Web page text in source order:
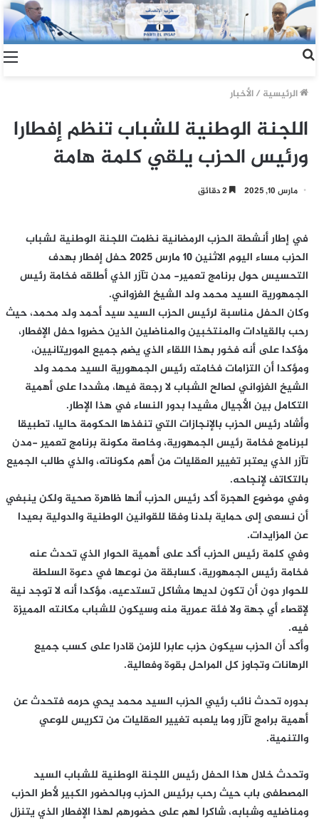
الرئيسية /الأخبار
اللجنة الوطنية للشباب تنظم إفطارا
ورئيس الحزب يلقي كلمة هامة
مارس 10, 2025
في إطار أنشطة الحزب الرمضانية نظمت اللجنة الوطنية لشباب
الحزب مساء اليوم الاثنين 10 مارس 2025 حفل إفطار بهدف
التحسيس حول برنامج تعمير- مدن تآزر الذي أطلقه فخامة رئيس
الجمهورية السيد محمد ولد الشيخ الغزواني.
وكان الحفل مناسبة لرئيس الحزب السيد سيد أحمد ولد محمد، حيث
رحب بالقيادات والمنتخبين والمناضلين الذين حضروا حفل الإفطار،
مؤكدا على أنه فخور بهذا اللقاء الذي يضم جميع الموريتانيين،
ومؤكدا أن التزامات فخامته رئيس الجمهورية السيد محمد ولد
الشيخ الغزواني لصالح الشباب لا رجعة فيها، مشددا على أهمية
التكامل بين الأجيال مشيدا بدور النساء في هذا الإطار.
وأشاد رئيس الحزب بالإنجازات التي تنفذها الحكومة حاليا، تطبيقا
لبرنامج فخامة رئيس الجمهورية، وخاصة مكونة برنامج تعمير -مدن
تآزر الذي يعتبر تغيير العقليات من أهم مكوناته، والذي طالب الجميع
بالتكاتف لإنجاحه.
وفي موضوع الهجرة أكد رئيس الحزب أنها ظاهرة صحية ولكن ينبغي
أن نسعى إلى حماية بلدنا وفقا للقوانين الوطنية والدولية بعيدا
عن المزايدات.
وفي كلمة رئيس الحزب أكد على أهمية الحوار الذي تحدث عنه
فخامة رئيس الجمهورية، كسابقة من نوعها في دعوة السلطة
للحوار دون أن تكون لديها مشاكل تستدعيه، مؤكدا أنه لا توجد نية
لإقصاء أي جهة ولا فئة عمرية منه وسيكون للشباب مكانته المميزة
فيه.
وأكد أن الحزب سيكون حزب عابرا للزمن قادرا على كسب جميع
الرهانات وتجاوز كل المراحل بقوة وفعالية.
بدوره تحدث نائب رئيي الحزب السيد محمد يحي حرمه فتحدث عن
أهمية برامج تآزر وما يلعبه تغيير العقليات من تكريس للوعي
والتنمية.
وتحدث خلال هذا الحفل رئيس اللجنة الوطنية للشباب السيد
المصطفى باب حيث رحب برئيس الحزب وبالحضور الكبير لأطر الحزب
ومناضليه وشبابه، شاكرا لهم على حضورهم لهذا الإفطار الذي يتنزل